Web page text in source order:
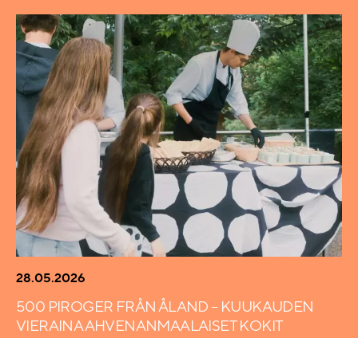
28.05.2026
500 PIROGER FRÅN ÅLAND – KUUKAUDEN
VIERAINA AHVENANMAALAISET KOKIT